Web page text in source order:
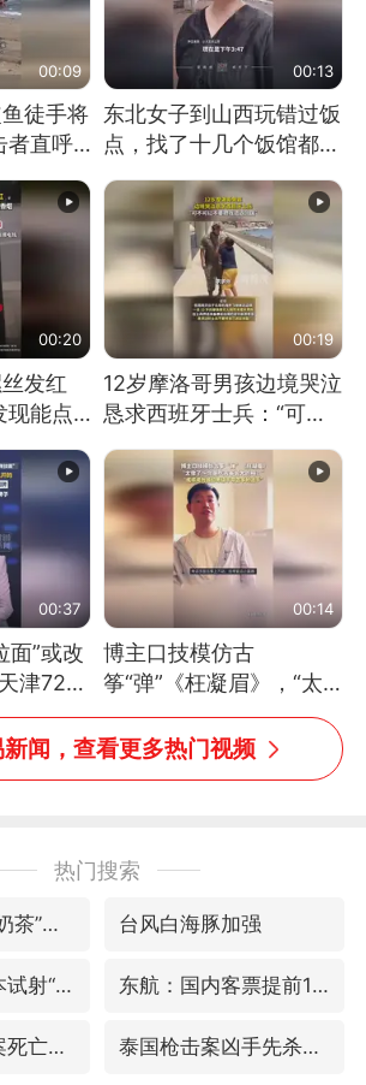
00:09
徒手将
者直呼
00:13
东北女子到山西玩错过饭
点，找了十几个饭馆都没
00:20
发红
现能点
00:19
12岁摩洛哥男孩边境哭泣
恳求西班牙士兵：“可不
00:37
面”或改
津72家
招牌
00:14
博主口技模仿古
筝“弹”《枉凝眉》，“太
像了～你是吃古筝长大的
吗？”“或将成为首位考级
不带古筝的选手。”（来
闻，查看更多热门视频
热门搜索
“立秋的第一杯奶茶”又爆单了 台风白海豚加强
国防部回应日本试射“战斧”导弹 东航：国内客票提前14天免费退改
泰国校园枪击案死亡人数升至7人 泰国枪击案凶手先杀祖父母后行凶